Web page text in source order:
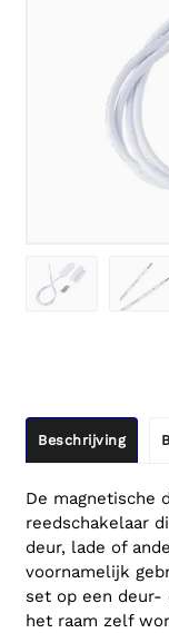
Beschrijving
De magnetische
reedschakelaar
deur, lade of
voornamelijk
set op een deur-
het raam zelf